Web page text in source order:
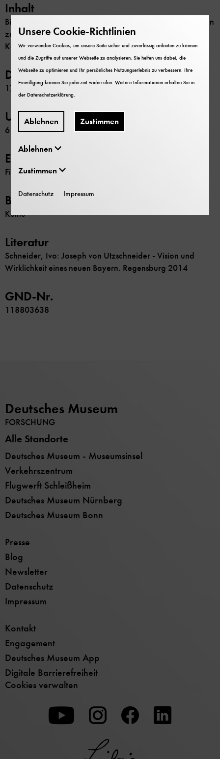
Inhalt
Biografische Unterlagen, Tagebücher; Manuskripte; Akten
zu seiner beruflichen und politischen Tätigkeit;
Korrespondenz
Datierung
1768-1843
Umfang
6 Schachteln
Erschließung
Findbuch
Beschränkung
Keine
Literatur
Schneider, Ivo: Joseph von Utzschneider - Vision und
Wirklichkeit eines neuen Bayern. Regensburg 2014
GND-Nr.
118803638
Deutsches Museum
FORSCHUNG
Alle Standorte
Deutsches Museum - Museumsinsel
Verkehrszentrum
Flugwerft Schleißheim
Deutsches Museum Nürnberg
Deutsches Museum Bonn
Presse
Blog
Newsletter
Datenschutz
Impressum
Kontakt
Engagement
Deutsches Museum App
Digitale Barrierefreiheit
Cookies verwalten
Zu
unserer
Youtube-
Seite
Zu
unserer
Instagram-
Seite
Zu
unserer
Unsere Cookie-Richtlinien
Wir verwenden Cookies, um unsere Seite sicher und zuverlässig anbieten zu können
und die Zugriffe auf unserer Webseite zu analysieren. Sie helfen uns dabei, die
Webseite zu optimieren und Ihr persönliches Nutzungserlebnis zu verbessern. Ihre
Einwilligung können Sie jederzeit widerrufen. Weitere Informationen erhalten Sie in
derDatenschutzerklärung
Ablehnen Zustimmen
Ablehnen
Zustimmen
Datenschutz Impressum